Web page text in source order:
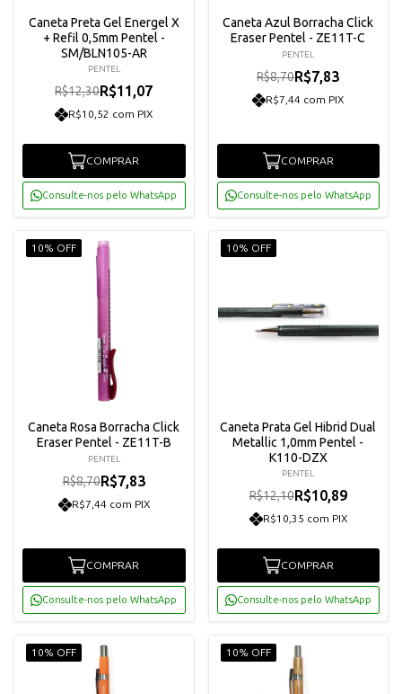
Caneta Preta Gel Energel X
+ Refil 0,5mm Pentel -
SM/BLN105-AR
PENTEL
R$12,30R$11,07
R$10,52 com PIX
COMPRAR
Consulte-nos pelo WhatsApp
Caneta Azul Borracha Click
Eraser Pentel - ZE11T-C
PENTEL
R$8,70R$7,83
R$7,44 com PIX
COMPRAR
Consulte-nos pelo WhatsApp
10% OFF
Caneta Rosa Borracha Click
Eraser Pentel - ZE11T-B
PENTEL
R$8,70R$7,83
R$7,44 com PIX
COMPRAR
Consulte-nos pelo WhatsApp
10% OFF
Caneta Prata Gel Hibrid Dual
Metallic 1,0mm Pentel -
K110-DZX
PENTEL
R$12,10R$10,89
R$10,35 com PIX
COMPRAR
Consulte-nos pelo WhatsApp
10% OFF 10% OFF